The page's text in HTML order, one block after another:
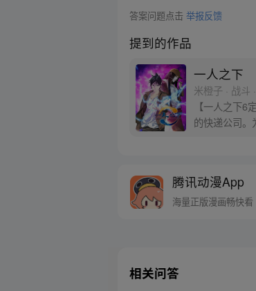
答案问题点击举报反馈
提到的作品
一人之下
米橙子 · 战斗
【一人之下
的快递公司。
腾讯动漫App
海量正版漫画畅快看
相关问答